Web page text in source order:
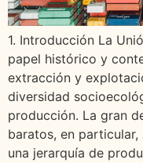
1. Introducción La
papel histórico y
extracción y
diversidad
producción. La gran
baratos, en
una jerarquía de